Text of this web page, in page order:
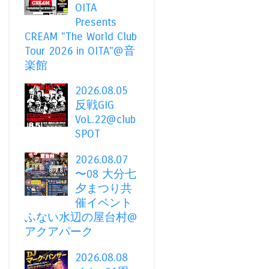
OITA
Presents
CREAM "The World Club
Tour 2026 in OITA"@音
楽館
2026.08.05
反戦GIG
VoL.22@club
SPOT
2026.08.07
〜08 大分七
夕まつり共
催イベント
ふない水辺の屋台村@
アクアパーク
2026.08.08